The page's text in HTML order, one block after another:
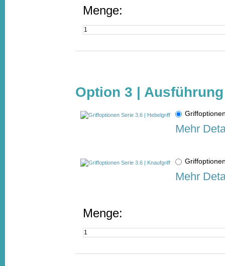
Menge:
Option 3 |
Mehr
Mehr
Menge: